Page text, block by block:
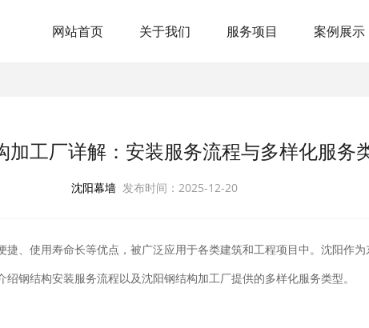
网站首页 关于我们 服务项目 案例展示
加工厂详解：安装服务流程与多样化服务
沈阳幕墙 发布时间：2025-12-20
、使用寿命长等优点，被广泛应用于各类建筑和工程项目中。沈阳作
钢结构安装服务流程以及沈阳钢结构加工厂提供的多样化服务类型。